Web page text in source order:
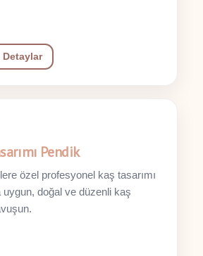
Detaylar
Pendik
özel profesyonel kaş tasarımı
uygun, doğal ve düzenli kaş